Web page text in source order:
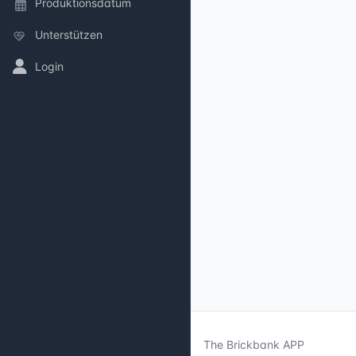
Produktionsdatum
Unterstützen
Login
The Brickbank APP